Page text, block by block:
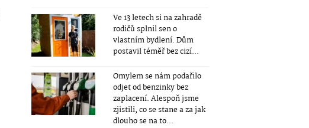
Ve 13 letech si na zahradě
rodičů splnil sen o
vlastním bydlení. Dům
postavil téměř bez cizí...
Omylem se nám podařilo
odjet od benzinky bez
zaplacení. Alespoň jsme
zjistili, co se stane a za jak
dlouho se na to...